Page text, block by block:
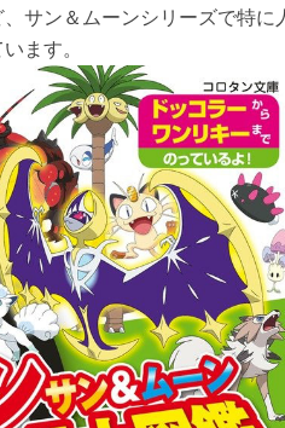
サン＆ムーンシリーズで特に
ます。